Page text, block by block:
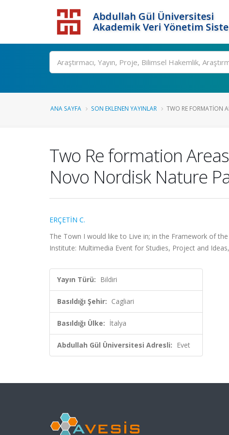
Abdullah Gül Üniversitesi
Akademik Veri Yönetim
ANA SAYFA SON EKLENEN YAYINLAR TWO RE FORMATION
Two Re formation
Novo Nordisk Nature
ERÇETİN C.
The Town I would like to Live in; in the Framework of
Institute: Multimedia Event for Studies, Project and
Yayın Türü: Bildiri
Basıldığı Şehir: Cagliari
Basıldığı Ülke: İtalya
Abdullah Gül Üniversitesi Adresli: Evet